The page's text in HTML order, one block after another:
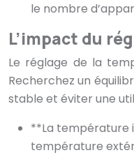
le nombre
L’impact du
Le réglage de la
Recherchez un
stable et éviter une
**La température
température